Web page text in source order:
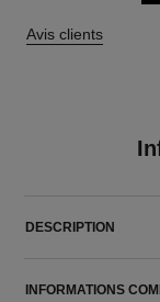
Avis clients
DESCRIPTION
INFORMATIONS